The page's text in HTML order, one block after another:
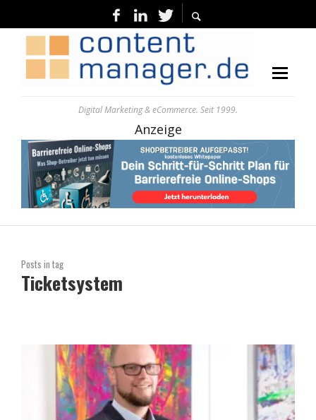
Digital Marketing & eCommerce. Seit 1999.
Anzeige
Posts in tag
Ticketsystem